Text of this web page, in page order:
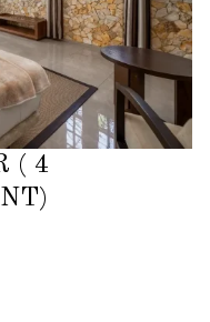
( 4